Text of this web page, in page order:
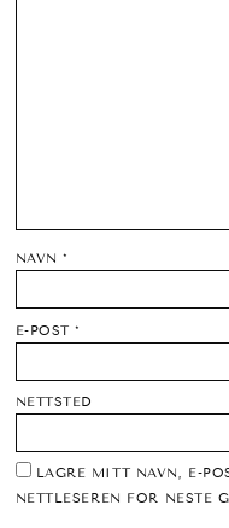
NAVN*
E-POST*
NETTSTED
LAGRE MITT NAVN, E-
NETTLESEREN FOR NESTE